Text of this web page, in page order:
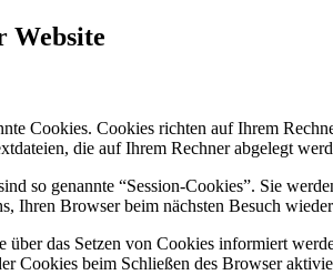
Website
Cookies. Cookies richten auf Ihrem
die auf Ihrem Rechner abgelegt
so genannte “Session-Cookies”. Sie
Ihren Browser beim nächsten Besuch
über das Setzen von Cookies informiert
Cookies beim Schließen des Browser